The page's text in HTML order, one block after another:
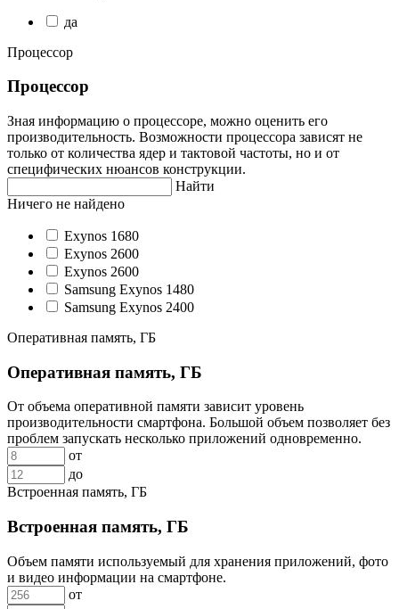
да
Процессор
Процессор
Зная информацию о процессоре, можно оценить его
производительность. Возможности процессора зависят не
только от количества ядер и тактовой частоты, но и от
специфических нюансов конструкции.
Найти
Ничего не найдено
Exynos 1680
Exynos 2600
Exynos 2600
Samsung Exynos 1480
Samsung Exynos 2400
Оперативная память, ГБ
Оперативная память, ГБ
От объема оперативной памяти зависит уровень
производительности смартфона. Большой объем позволяет без
проблем запускать несколько приложений одновременно.
от
до
Встроенная память, ГБ
Встроенная память, ГБ
Объем памяти используемый для хранения приложений, фото
и видео информации на смартфоне.
от